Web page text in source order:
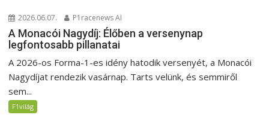
2026.06.07. P1racenews AI
A Monacói Nagydíj: Élőben a versenynap
legfontosabb pillanatai
A 2026-os Forma-1-es idény hatodik versenyét, a Monacói
Nagydíjat rendezik vasárnap. Tarts velünk, és semmiről
sem...
F1világ